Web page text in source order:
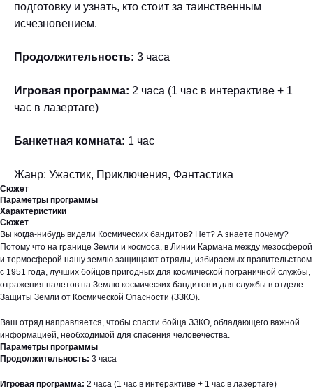
подготовку и узнать, кто стоит за таинственным
исчезновением.
Продолжительность: 3 часа
Игровая программа: 2 часа (1 час в интерактиве + 1
час в лазертаге)
Банкетная комната: 1 час
Жанр: Ужастик, Приключения, Фантастика
Сюжет
Параметры программы
Характеристики
Сюжет
Вы когда-нибудь видели Космических бандитов? Нет? А знаете почему?
Потому что на границе Земли и космоса, в Линии Кармана между мезосферой
и термосферой нашу землю защищают отряды, избираемых правительством
с 1951 года, лучших бойцов пригодных для космической пограничной службы,
отражения налетов на Землю космических бандитов и для службы в отделе
Защиты Земли от Космической Опасности (ЗЗКО).
Ваш отряд направляется, чтобы спасти бойца ЗЗКО, обладающего важной
информацией, необходимой для спасения человечества.
Параметры программы
Продолжительность: 3 часа
Игровая программа: 2 часа (1 час в интерактиве + 1 час в лазертаге)